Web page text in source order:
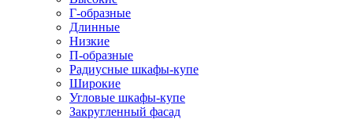
Г-образные
Длинные
Низкие
П-образные
Радиусные шкафы-купе
Широкие
Угловые шкафы-купе
Закругленный фасад